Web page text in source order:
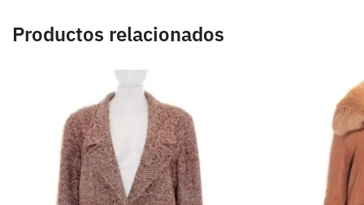
Productos relacionados